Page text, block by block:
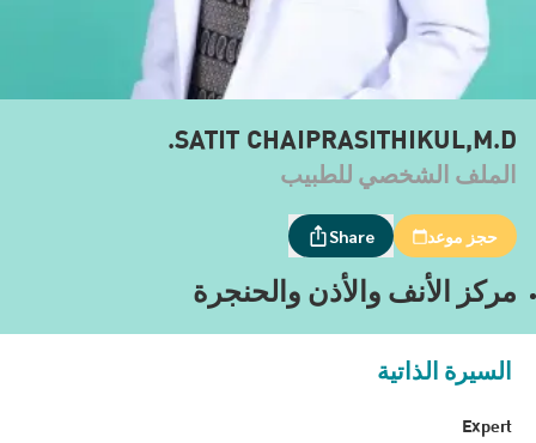
SATIT CHAIPRASITHIKUL,M.D.
الملف الشخصي للطبيب
حجز موعد Share
مركز الأنف والأذن والحنجرة
السيرة الذاتية
Expert